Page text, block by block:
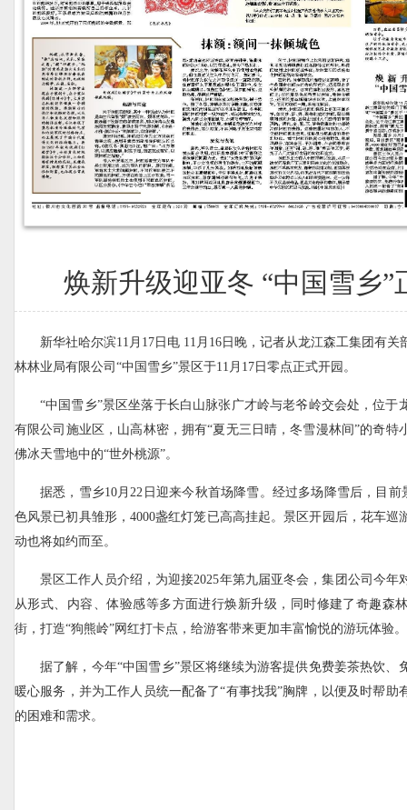
焕新升级迎亚冬 “中国雪乡”
新华社哈尔滨11月17日电 11月16日晚，记者从龙江森工集团有
林林业局有限公司“中国雪乡”景区于11月17日零点正式开园。
“中国雪乡”景区坐落于长白山脉张广才岭与老爷岭交会处，位于
有限公司施业区，山高林密，拥有“夏无三日晴，冬雪漫林间”的奇特
佛冰天雪地中的“世外桃源”。
据悉，雪乡10月22日迎来今秋首场降雪。经过多场降雪后，目前
色风景已初具雏形，4000盏红灯笼已高高挂起。景区开园后，花车巡
动也将如约而至。
景区工作人员介绍，为迎接2025年第九届亚冬会，集团公司今年
从形式、内容、体验感等多方面进行焕新升级，同时修建了奇趣森
街，打造“狗熊岭”网红打卡点，给游客带来更加丰富愉悦的游玩体验。
据了解，今年“中国雪乡”景区将继续为游客提供免费姜茶热饮、
暖心服务，并为工作人员统一配备了“有事找我”胸牌，以便及时帮助
的困难和需求。